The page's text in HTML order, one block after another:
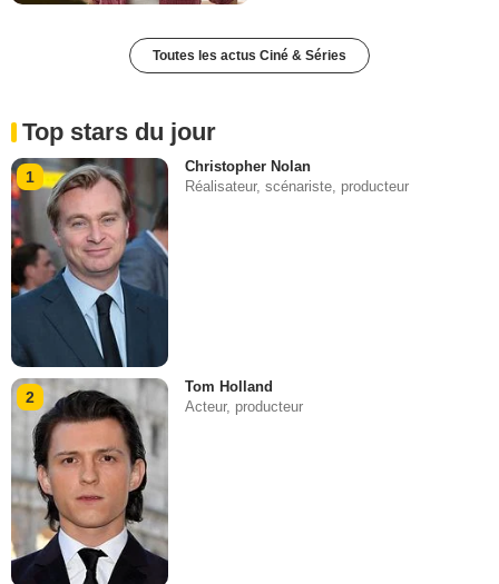
Toutes les actus Ciné & Séries
Top stars du jour
1
Christopher Nolan
Réalisateur, scénariste, producteur
2
Tom Holland
Acteur, producteur